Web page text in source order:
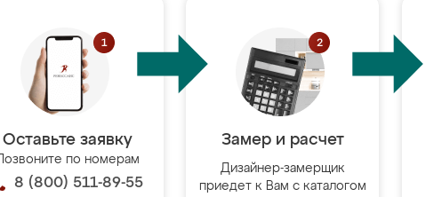
Оставьте заявку
Позвоните по номерам
8 (800) 511-89-55
Замер и расчет
Дизайнер-замерщик
приедет к Вам с каталогом